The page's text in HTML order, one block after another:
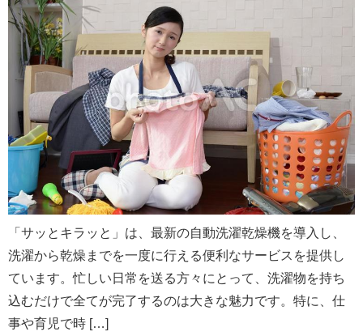
「サッとキラッと」は、最新の自動洗濯乾燥機を導入し、
洗濯から乾燥までを一度に行える便利なサービスを提供し
ています。忙しい日常を送る方々にとって、洗濯物を持ち
込むだけで全てが完了するのは大きな魅力です。特に、仕
事や育児で時 […]